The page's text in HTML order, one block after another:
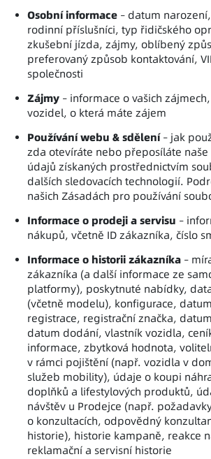
Osobní informace– datum
rodinní příslušníci, typ řidičského
zkušební jízda, zájmy, oblíbený
preferovaný způsob kontaktování,
společnosti
Zájmy – informace o vašich
vozidel, o která máte zájem
Používání webu & sdělení– jak
zda otevíráte nebo přeposíláte
údajů získaných prostřednictvím
dalších sledovacích technologií.
našich Zásadách pro používání
Informace o prodeji a servisu –
nákupů, včetně ID zákazníka, číslo
Informace o historii zákazníka –
zákazníka (a další informace ze
platformy), poskytnuté nabídky,
(včetně modelu), konfigurace,
registrace, registrační značka,
datum dodání, vlastník vozidla,
informace, zbytková hodnota,
v rámci pojištění (např. vozidla v
služeb mobility), údaje o koupi
doplňků a lifestylových produktů,
návštěv u Prodejce (např.
o konzultacích, odpovědný
historie), historie kampaně, reakce
reklamační a servisní historie